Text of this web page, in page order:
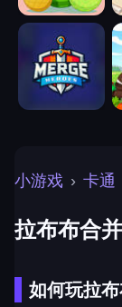
小游戏 › 卡通
拉布布合
如何玩拉